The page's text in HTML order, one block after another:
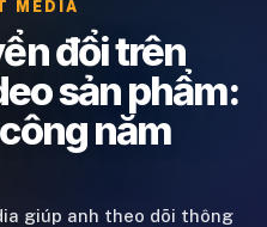
MEDIA
đổi trên
sản phẩm:
năm
giúp anh theo dõi thông